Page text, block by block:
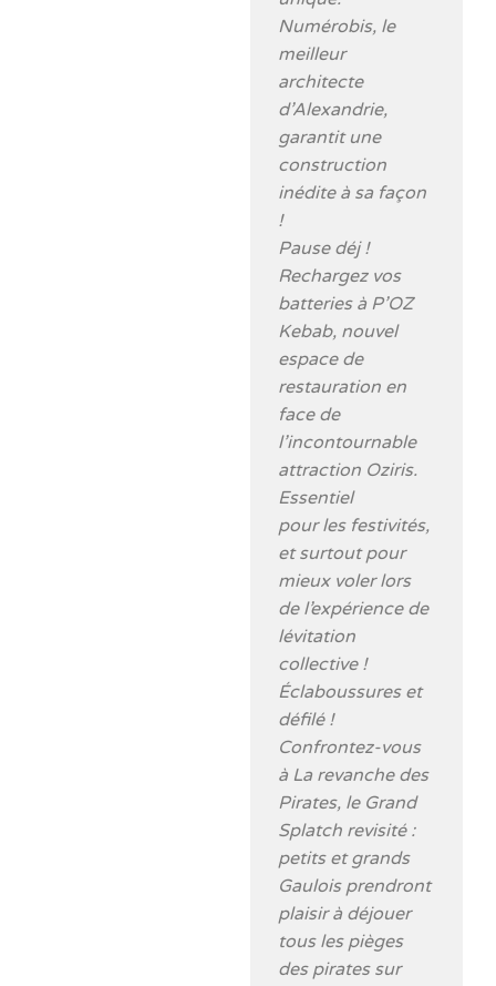
Numérobis, le
meilleur
architecte
d’Alexandrie,
garantit une
construction
inédite à sa façon
!
Pause déj !
Rechargez vos
batteries à P’OZ
Kebab, nouvel
espace de
restauration en
face de
l’incontournable
attraction Oziris.
Essentiel
pour les festivités,
et surtout pour
mieux voler lors
de l’expérience de
lévitation
collective !
Éclaboussures et
défilé !
Confrontez-vous
à La revanche des
Pirates, le Grand
Splatch revisité :
petits et grands
Gaulois prendront
plaisir à déjouer
tous les pièges
des pirates sur